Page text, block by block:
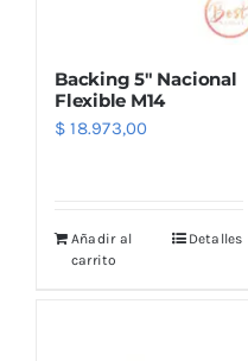
Backing 5″ Nacional
Flexible M14
$ 18.973,00
Añadir al
carrito
Detalles